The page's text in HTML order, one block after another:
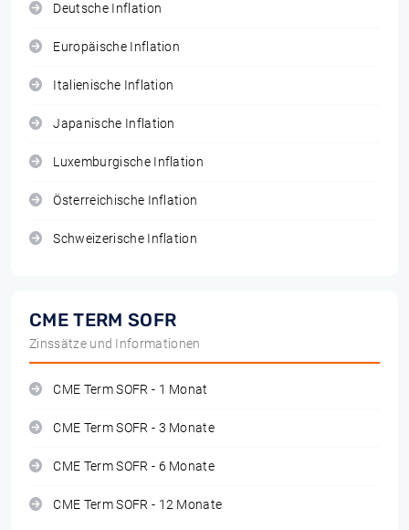
Deutsche Inflation
Europäische Inflation
Italienische Inflation
Japanische Inflation
Luxemburgische Inflation
Österreichische Inflation
Schweizerische Inflation
CME TERM SOFR
Zinssätze und Informationen
CME Term SOFR - 1 Monat
CME Term SOFR - 3 Monate
CME Term SOFR - 6 Monate
CME Term SOFR - 12 Monate